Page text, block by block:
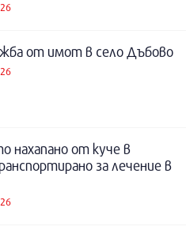
от имот в село Дъбово
нахапано от куче в
за лечение в